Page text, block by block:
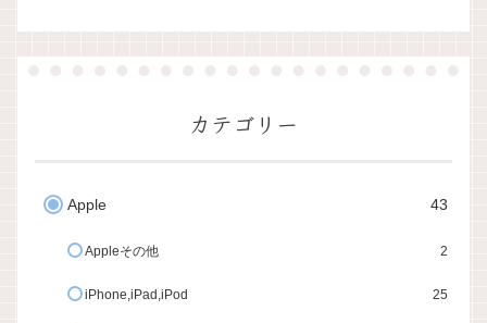
カテゴリー
Apple 43
Appleその他 2
iPhone,iPad,iPod 25